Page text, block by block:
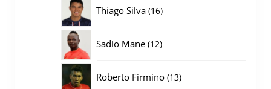
Thiago Silva 1616
Sadio Mane 1212
Roberto Firmino 1313